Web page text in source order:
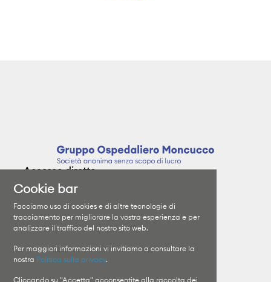
Accesso diretto
Clinica Santa Chiara
Orari di visita
Informazioni sui ricoveri
I medici
Il Gruppo
Lavora con noi
Cookie bar
Facciamo uso di cookies e di altre tecnologie di
tracciamento per migliorare la vostra esperienza e per
analizzare il traffico del nostro sito web.
Per maggiori informazioni vi invitiamo a consultare la
nostra Politica sulla privacy.
Cliccando su "Accetta" acconsentite alla raccolta dei